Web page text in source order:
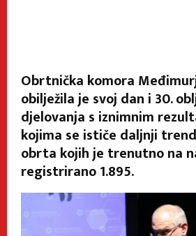
Obrtnička komora
obilježila je svoj dan i 30.
djelovanja s iznimnim
kojima se ističe daljnji
obrta kojih je trenutno na
registrirano 1.895.